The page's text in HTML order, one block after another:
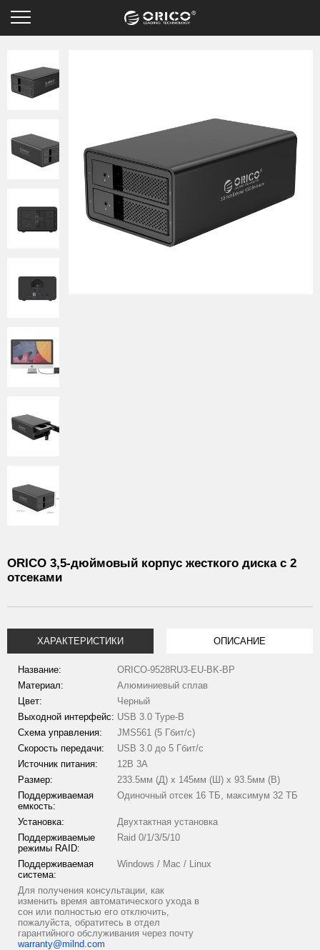
ORICO 3,5-дюймовый корпус жесткого диска с 2
отсеками
ХАРАКТЕРИСТИКИ ОПИСАНИЕ
Название:
ORICO-9528RU3-EU-BK-BP
Материал:
Алюминиевый сплав
Цвет:
Черный
Выходной интерфейс: USB 3.0 Type-B
Схема управления:
JMS561 (5 Гбит/с)
Скорость передачи:
USB 3.0 до 5 Гбит/с
Источник питания:
12В 3A
Размер:
233.5мм (Д) х 145мм (Ш) х 93.5мм (В)
Поддерживаемая
емкость:
Одиночный отсек 16 ТБ, максимум 32 ТБ
Установка:
Двухтактная установка
Поддерживаемые
режимы RAID:
Raid 0/1/3/5/10
Поддерживаемая
система:
Windows / Mac / Linux
Для получения консультации, как
изменить время автоматического ухода в
сон или полностью его отключить,
пожалуйста, обратитесь в отдел
гарантийного обслуживания через почту
warranty@milnd.com